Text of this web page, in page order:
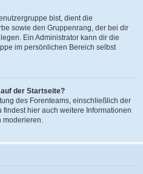
bist, dient die
sowie den Gruppenrang, der bei dir
Ein Administrator kann dir die
im persönlichen Bereich selbst
der Startseite?
des Forenteams, einschließlich der
hier auch weitere Informationen
moderieren.